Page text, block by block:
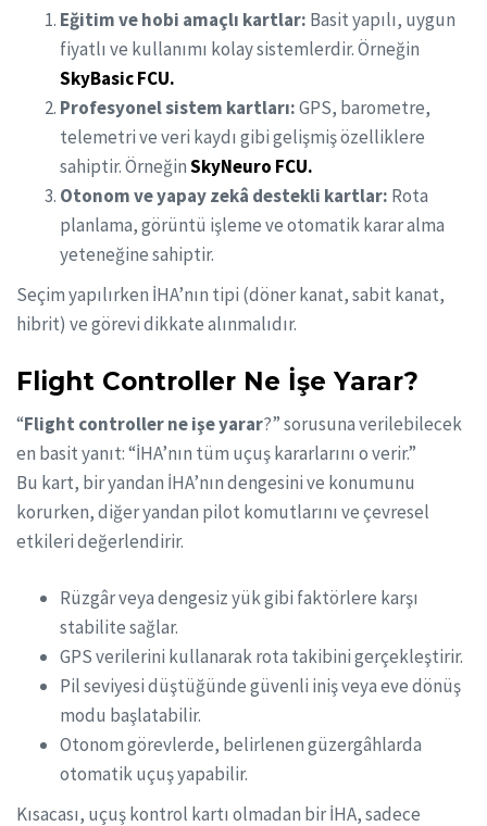
Eğitim ve hobi amaçlı kartlar: Basit yapılı, uygun
fiyatlı ve kullanımı kolay sistemlerdir. Örneğin
SkyBasic FCU.
Profesyonel sistem kartları:GPS, barometre,
telemetri ve veri kaydı gibi gelişmiş özelliklere
sahiptir. ÖrneğinSkyNeuro FCU.
Otonom ve yapay zekâ destekli kartlar: Rota
planlama, görüntü işleme ve otomatik karar alma
yeteneğine sahiptir.
Seçim yapılırken İHA’nın tipi (döner kanat, sabit kanat,
hibrit) ve görevi dikkate alınmalıdır.
Flight Controller Ne İşe Yarar?
“Flight controller ne işe yarar?” sorusuna verilebilecek
en basit yanıt: “İHA’nın tüm uçuş kararlarını o verir.”
Bu kart, bir yandan İHA’nın dengesini ve konumunu
korurken, diğer yandan pilot komutlarını ve çevresel
etkileri değerlendirir.
Rüzgâr veya dengesiz yük gibi faktörlere karşı
stabilite sağlar.
GPS verilerini kullanarak rota takibini gerçekleştirir.
Pil seviyesi düştüğünde güvenli iniş veya eve dönüş
modu başlatabilir.
Otonom görevlerde, belirlenen güzergâhlarda
otomatik uçuş yapabilir.
Kısacası, uçuş kontrol kartı olmadan bir İHA, sadece